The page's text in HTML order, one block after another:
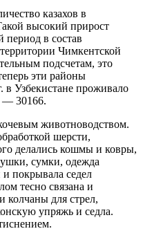
казахов в
высокий прирост
период в состав
Чимкентской
подсчетам, это
эти районы
в Узбекистане проживало
— 30166.
животноводством.
шерсти,
делались кошмы и ковры,
сумки, одежда
покрывала седел
тесно связана и
колчаны для стрел,
упряжь и седла.